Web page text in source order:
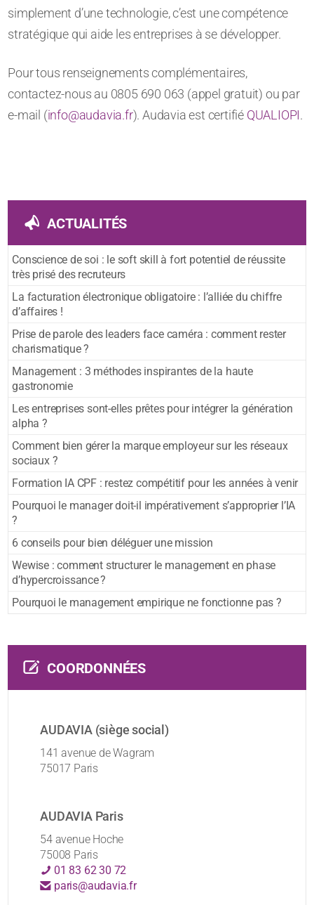
simplement d’une technologie, c’est une compétence
stratégique qui aide les entreprises à se développer.
Pour tous renseignements complémentaires,
contactez-nous au 0805 690 063 (appel gratuit) ou par
e-mail (info@audavia.fr). Audavia est certifié QUALIOPI.
ACTUALITÉS
Conscience de soi : le soft skill à fort potentiel de réussite
très prisé des recruteurs
La facturation électronique obligatoire : l’alliée du chiffre
d’affaires !
Prise de parole des leaders face caméra : comment rester
charismatique ?
Management : 3 méthodes inspirantes de la haute
gastronomie
Les entreprises sont-elles prêtes pour intégrer la génération
alpha ?
Comment bien gérer la marque employeur sur les réseaux
sociaux ?
Formation IA CPF : restez compétitif pour les années à venir
Pourquoi le manager doit-il impérativement s’approprier l’IA
?
6 conseils pour bien déléguer une mission
Wewise : comment structurer le management en phase
d’hypercroissance ?
Pourquoi le management empirique ne fonctionne pas ?
COORDONNÉES
AUDAVIA (siège social)
141 avenue de Wagram
75017 Paris
AUDAVIA Paris
54 avenue Hoche
75008 Paris
01 83 62 30 72
paris@audavia.fr